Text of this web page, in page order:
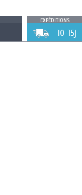
EXPÉDITIONS
10-15j